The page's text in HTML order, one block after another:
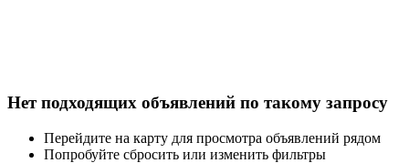
Нет подходящих объявлений по такому запросу
Перейдите на карту для просмотра объявлений рядом
Попробуйте сбросить или изменить фильтры